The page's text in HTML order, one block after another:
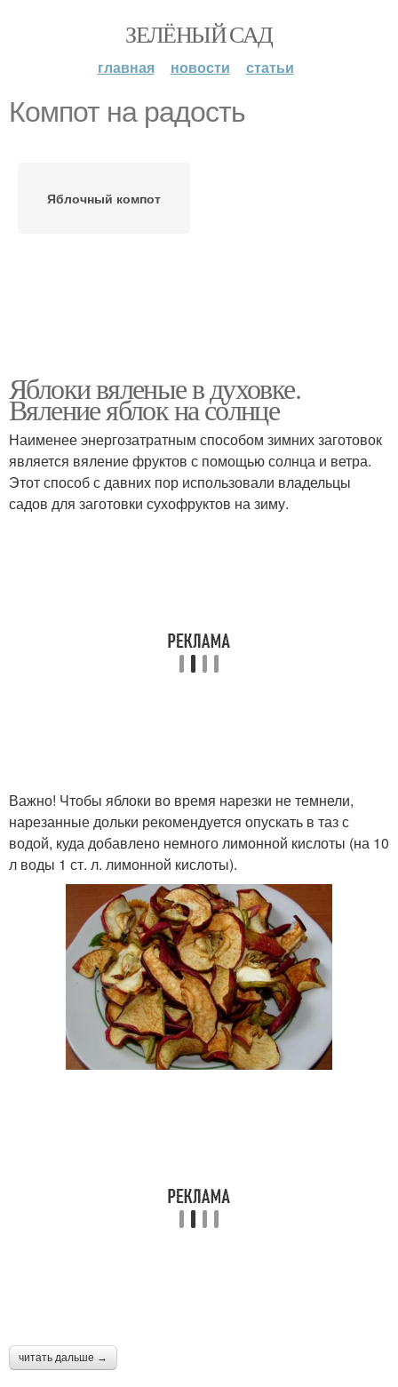
ЗЕЛЁНЫЙ САД
главная новости статьи
Компот на радость
Яблочный компот
Яблоки вяленые в духовке.
Вяление яблок на солнце
Наименее энергозатратным способом зимних заготовок
является вяление фруктов с помощью солнца и ветра.
Этот способ с давних пор использовали владельцы
садов для заготовки сухофруктов на зиму.
Важно! Чтобы яблоки во время нарезки не темнели,
нарезанные дольки рекомендуется опускать в таз с
водой, куда добавлено немного лимонной кислоты (на 10
л воды 1 ст. л. лимонной кислоты).
читать дальше →